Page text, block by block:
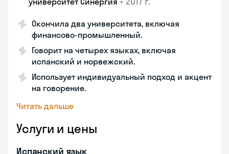
Окончила два университета, включая
финансово-промышленный.
Говорит на четырех языках, включая
испанский и норвежский.
Использует индивидуальный подход и акцент
на говорение.
Читать дальше
Услуги и цены
Испанский язык